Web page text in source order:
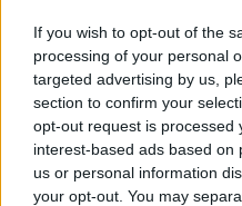
If you wish to opt-out of the
processing of your personal
targeted advertising by us,
section to confirm your
opt-out request is processed
interest-based ads based on
us or personal information
your opt-out. You may
légale aux yeux de l’église
AUTEUR
Infos.fr Unit